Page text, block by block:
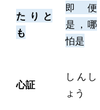
たりと
も
即便
是，哪
怕是
心証
しんし
ょう